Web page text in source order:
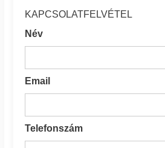
KAPCSOLATFELVÉTEL
Név
Email
Telefonszám